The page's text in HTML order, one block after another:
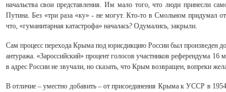
начальства свои представления. Им мало того, что люди принесли
Путина. Без «три раза «ку» - не могут. Кто-то в Смольном придумал
что, «гуманитарная катастрофа» началась? Одумались, закрыли.
Сам процесс перехода Крыма под юрисдикцию России был произведен
антуража. «Зароссийский» процент голосов участников референдума
в адрес России не звучали, но сказать, что Крым возвращен, вопреки
В отличие – уместно добавить – от присоединения Крыма к УССР в